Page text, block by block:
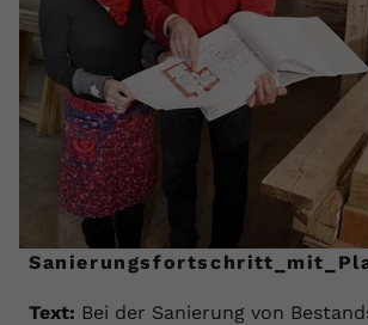
Text: Bei der Sanierung von